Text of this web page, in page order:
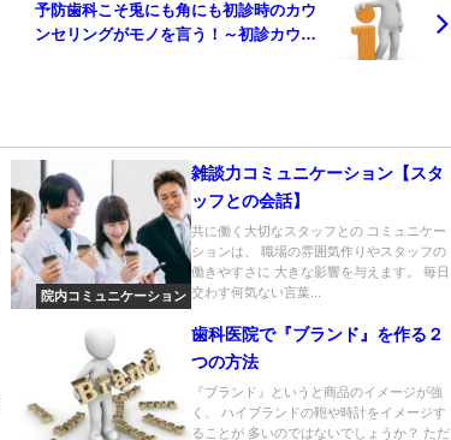
予防歯科こそ兎にも角にも初診時のカウ
ンセリングがモノを言う！～初診カウン
院内コミュニケーション
雑談力コミュニケーション【スタ
ッフとの会話】
共に働く大切なスタッフとの コミュニケー
ションは、 職場の雰囲気作りやスタッフの
働きやすさに 大きな影響を与えます。 毎日
交わす何気ない言葉...
歯科医院で『ブランド』を作る２
つの方法
『ブランド』というと商品のイメージが強
く、 ハイブランドの鞄や時計をイメージす
ることが 多いのではないでしょうか？ ただ